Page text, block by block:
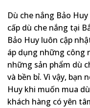
Dù che nắng Bảo
cấp dù che nắng tại
Bảo Huy luôn cập
áp dụng những công
những sản phẩm dù
và bền bỉ. Vì vậy, bạn
Huy khi muốn mua
khách hàng có yên